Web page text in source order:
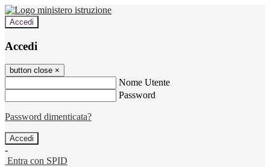
Accedi
Accedi
button close ×
Nome Utente
Password
Password dimenticata?
-
Entra con SPID